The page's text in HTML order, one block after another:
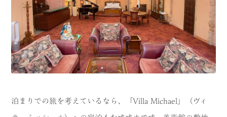
泊まりでの旅を考えているなら、「Villa Michael」（ヴィ